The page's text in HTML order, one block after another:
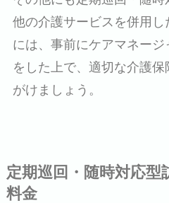
他の介護サービスを併用
には、事前にケアマネー
をした上で、適切な介護
がけましょう。
定期巡回・随時対応型
料金